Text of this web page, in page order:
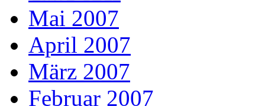
Mai 2007
April 2007
März 2007
Februar 2007